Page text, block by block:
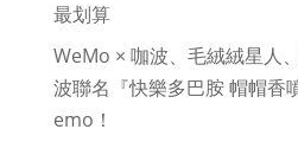
最划算
WeMo × 咖波、毛絨絨星人
波聯名『快樂多巴胺 帽帽香
emo！